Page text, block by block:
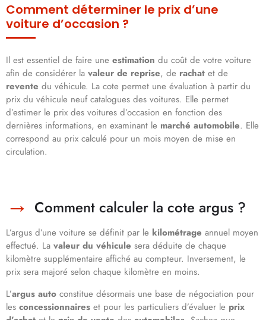
Comment déterminer le prix d’une
voiture d’occasion ?
Il est essentiel de faire une estimation du coût de votre voiture
afin de considérer la valeur de reprise, de rachat et de
revente du véhicule. La cote permet une évaluation à partir du
prix du véhicule neuf catalogues des voitures. Elle permet
d’estimer le prix des voitures d’occasion en fonction des
dernières informations, en examinant le marché automobile. Elle
correspond au prix calculé pour un mois moyen de mise en
circulation.
Comment calculer la cote argus ?
L’argus d’une voiture se définit par le kilométrage annuel moyen
effectué. La valeur du véhicule sera déduite de chaque
kilomètre supplémentaire affiché au compteur. Inversement, le
prix sera majoré selon chaque kilomètre en moins.
L’argus auto constitue désormais une base de négociation pour
les concessionnaires et pour les particuliers d’évaluer le prix